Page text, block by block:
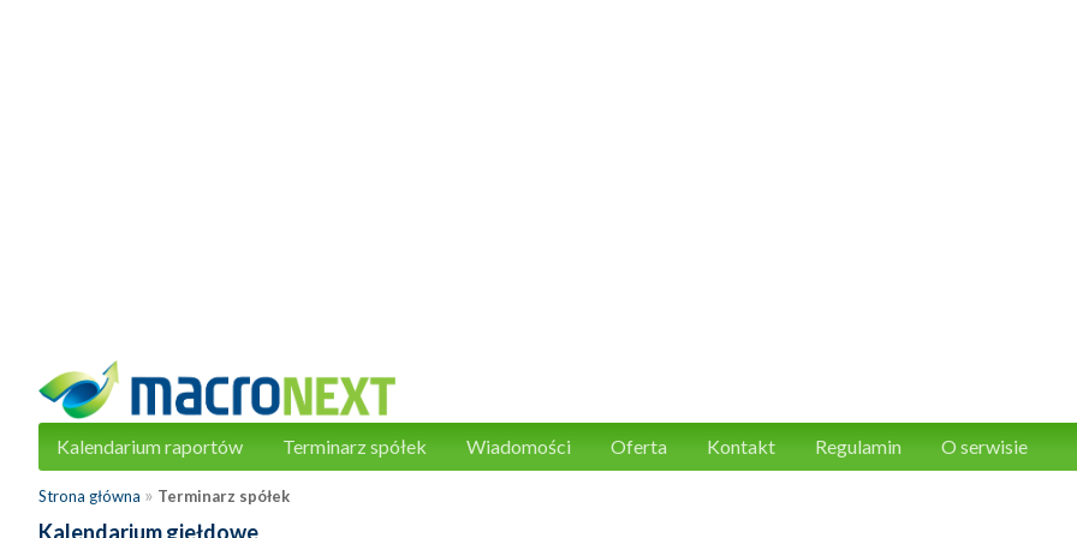
Kalendarium raportów Terminarz spółek Wiadomości Oferta Kontakt Regulamin O serwisie
Strona główna » Terminarz spółek
Kalendarium giełdowe